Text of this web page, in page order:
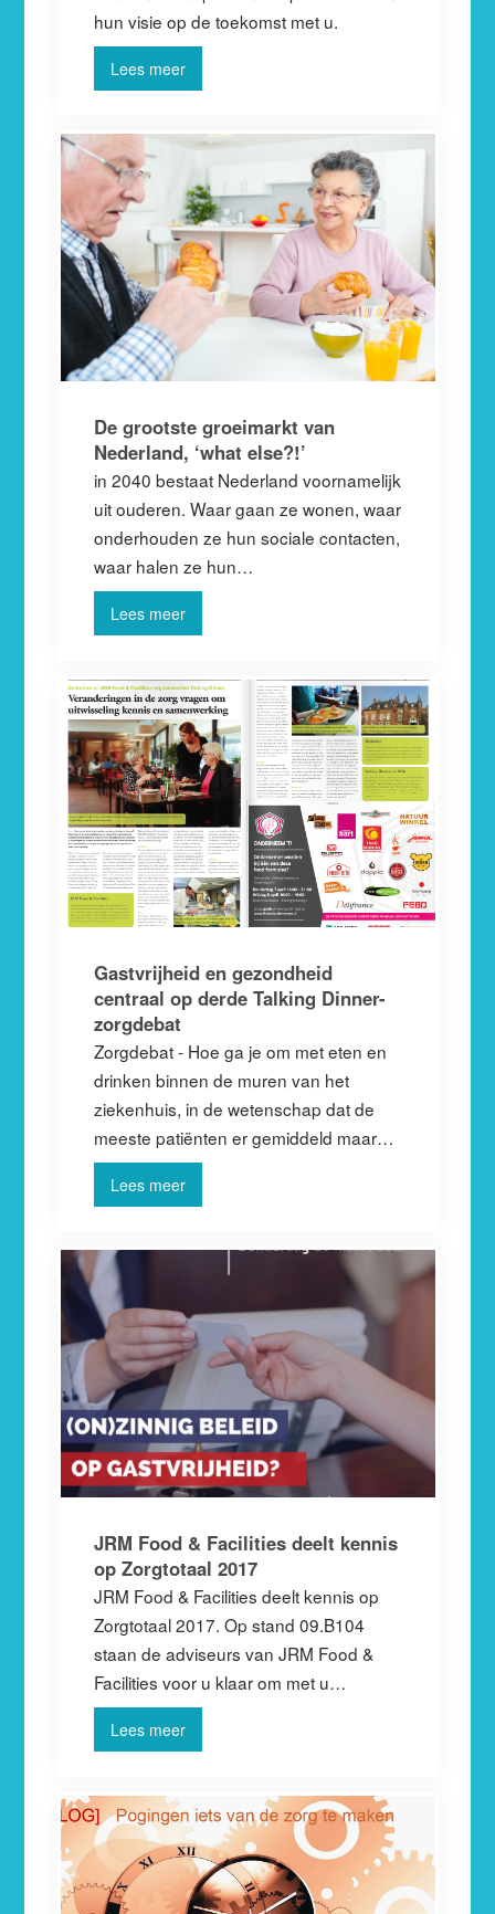
hun visie op de toekomst met u.
Lees meer
De grootste groeimarkt van
Nederland, ‘what else?!’
in 2040 bestaat Nederland voornamelijk
uit ouderen. Waar gaan ze wonen, waar
onderhouden ze hun sociale contacten,
waar halen ze hun…
Lees meer
Gastvrijheid en gezondheid
centraal op derde Talking Dinner-
zorgdebat
Zorgdebat - Hoe ga je om met eten en
drinken binnen de muren van het
ziekenhuis, in de wetenschap dat de
meeste patiënten er gemiddeld maar…
Lees meer
JRM Food & Facilities deelt kennis
op Zorgtotaal 2017
JRM Food & Facilities deelt kennis op
Zorgtotaal 2017. Op stand 09.B104
staan de adviseurs van JRM Food &
Facilities voor u klaar om met u…
Lees meer